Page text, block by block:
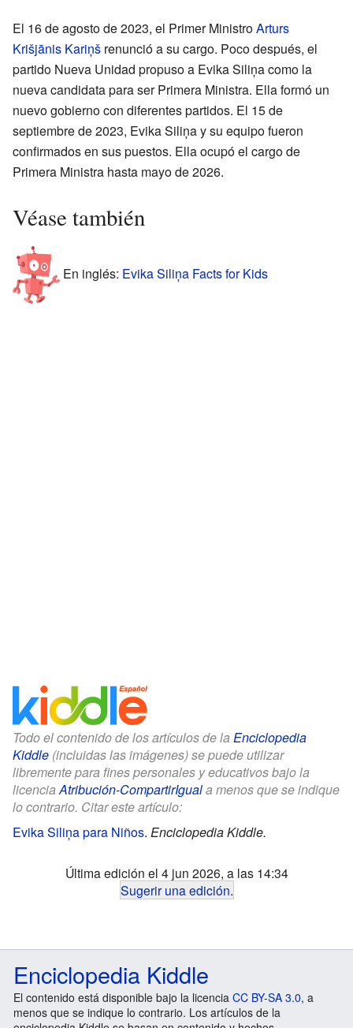
El 16 de agosto de 2023, el Primer MinistroArturs
Krišjānis Kariņš renunció a su cargo. Poco después, el
partido Nueva Unidad propuso a Evika Siliņa como la
nueva candidata para ser Primera Ministra. Ella formó un
nuevo gobierno con diferentes partidos. El 15 de
septiembre de 2023, Evika Siliņa y su equipo fueron
confirmados en sus puestos. Ella ocupó el cargo de
Primera Ministra hasta mayo de 2026.
Véase también
En inglés: Evika Siliņa Facts for Kids
Todo el contenido de los artículos de la Enciclopedia
Kiddle (incluidas las imágenes) se puede utilizar
libremente para fines personales y educativos bajo la
licenciaAtribución-CompartirIguala menos que se indique
lo contrario. Citar este artículo:
Evika Siliņa para Niños. Enciclopedia Kiddle.
Última edición el 4 jun 2026, a las 14:34
Sugerir una edición.
Enciclopedia Kiddle
El contenido está disponible bajo la licencia CC BY-SA 3.0, a
menos que se indique lo contrario. Los artículos de la